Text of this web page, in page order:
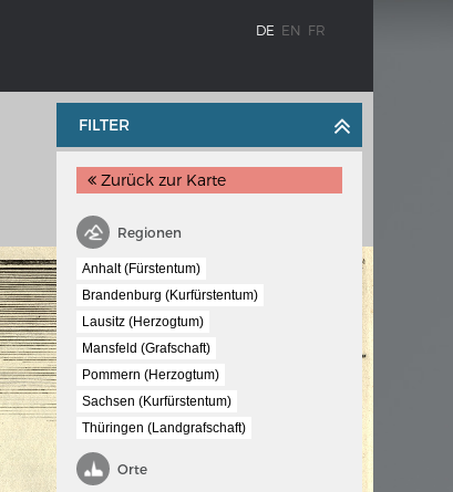
DE EN FR
KAISER KARL V.
Karls V.
FILTER
Zurück zur Karte
Regionen
Anhalt (Fürstentum)
Brandenburg (Kurfürstentum)
Lausitz (Herzogtum)
Mansfeld (Grafschaft)
Pommern (Herzogtum)
Sachsen (Kurfürstentum)
Thüringen (Landgrafschaft)
Orte